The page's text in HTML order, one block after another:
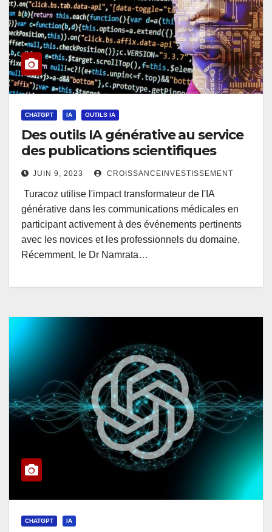
CHATGPT IA OUTILS IA
Des outils IA générative au service
des publications scientifiques
JUIN 9, 2023 CROISSANCEINVESTISSEMENT
Turacoz utilise l'impact transformateur de l'IA
générative dans les communications médicales en
participant activement à des événements pertinents
avec les novices et les professionnels du domaine.
Récemment, le Dr Namrata…
CHATGPT IA